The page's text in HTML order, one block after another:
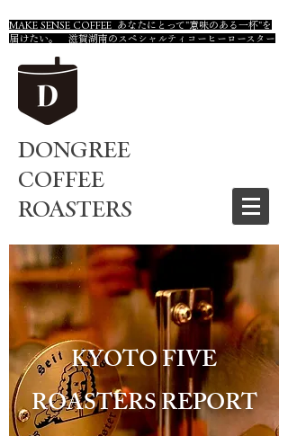
MAKE SENSE COFFEE あなたにとって"意味のある一杯"を
届けたい。 滋賀湖南のスペシャルティコーヒーロースター
DONGREE
COFFEE
ROASTERS
KYOTO FIVE
ROASTERS REPORT